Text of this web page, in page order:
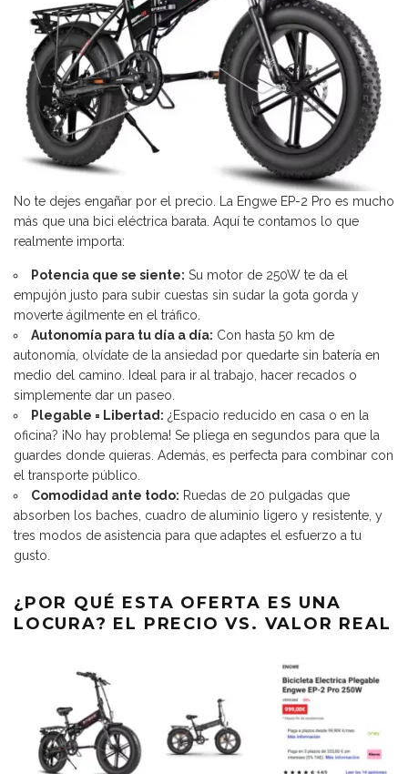
No te dejes engañar por el precio. La Engwe EP-2 Pro es mucho
más que una bici eléctrica barata. Aquí te contamos lo que
realmente importa:
Potencia que se siente: Su motor de 250W te da el
empujón justo para subir cuestas sin sudar la gota gorda y
moverte ágilmente en el tráfico.
Autonomía para tu día a día: Con hasta 50 km de
autonomía, olvídate de la ansiedad por quedarte sin batería en
medio del camino. Ideal para ir al trabajo, hacer recados o
simplemente dar un paseo.
Plegable = Libertad: ¿Espacio reducido en casa o en la
oficina? ¡No hay problema! Se pliega en segundos para que la
guardes donde quieras. Además, es perfecta para combinar con
el transporte público.
Comodidad ante todo: Ruedas de 20 pulgadas que
absorben los baches, cuadro de aluminio ligero y resistente, y
tres modos de asistencia para que adaptes el esfuerzo a tu
gusto.
¿POR QUÉ ESTA OFERTA ES UNA
LOCURA? EL PRECIO VS. VALOR REAL